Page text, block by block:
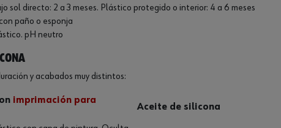
sol directo: 2 a 3 meses. Plástico protegido o interior: 4 a 6 meses
paño o esponja
pH neutro
y acabados muy distintos:
imprimación para
Aceite de silicona